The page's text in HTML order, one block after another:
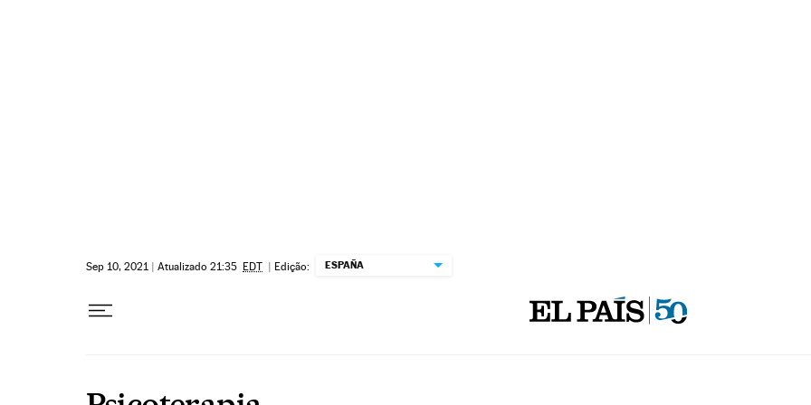
Sep 10, 2021 | Atualizado 21:35 EDT | Edição: ESPAÑA